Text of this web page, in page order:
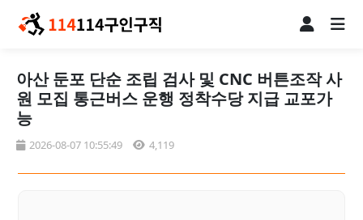
아산 둔포 단순 조립 검사 및 CNC 버튼조작 사
원 모집 통근버스 운행 정착수당 지급 교포가
능
2026-08-07 10:55:49 4,119